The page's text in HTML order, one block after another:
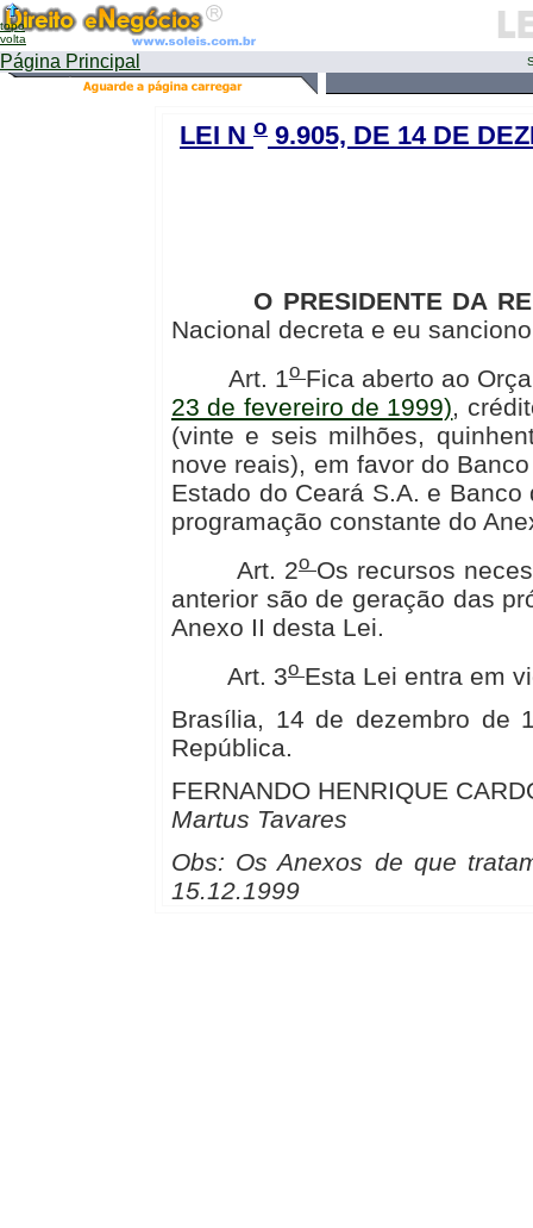
topo
volta
Página Principal
LEI N o 9.905, DE 14 DE
O PRESIDENTE DA
Nacional decreta e eu
Art. 1o Fica aberto ao
23 de fevereiro de 1999),
(vinte e seis milhões,
nove reais), em favor do
Estado do Ceará S.A. e
programação constante do
Art. 2o Os recursos
anterior são de geração das
Anexo II desta Lei.
Art. 3o Esta Lei entra em
Brasília, 14 de dezembro de
República.
FERNANDO HENRIQUE
Martus Tavares
Obs: Os Anexos de que
15.12.1999